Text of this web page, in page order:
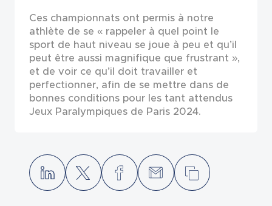
Ces championnats ont permis à notre
athlète de se « rappeler à quel point le
sport de haut niveau se joue à peu et qu’il
peut être aussi magnifique que frustrant »,
et de voir ce qu’il doit travailler et
perfectionner, afin de se mettre dans de
bonnes conditions pour les tant attendus
Jeux Paralympiques de Paris 2024.